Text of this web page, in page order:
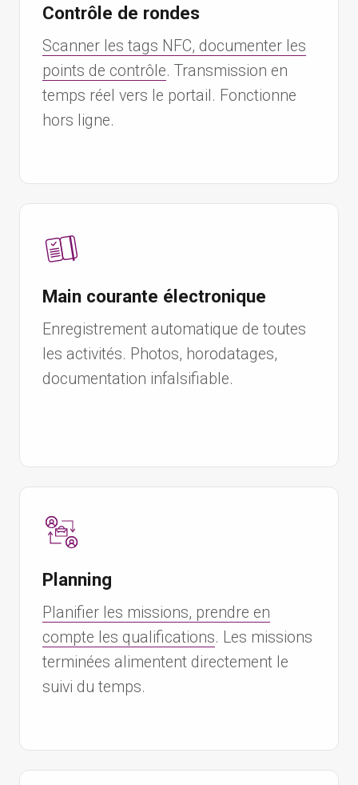
Contrôle de rondes
Scanner les tags NFC, documenter les
points de contrôle. Transmission en
temps réel vers le portail. Fonctionne
hors ligne.
Main courante électronique
Enregistrement automatique de toutes
les activités. Photos, horodatages,
documentation infalsifiable.
Planning
Planifier les missions, prendre en
compte les qualifications. Les missions
terminées alimentent directement le
suivi du temps.